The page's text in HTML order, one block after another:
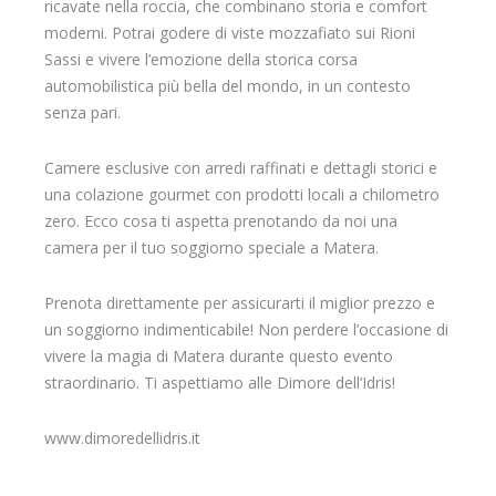
ricavate nella roccia, che combinano storia e comfort
moderni. Potrai godere di viste mozzafiato sui Rioni
Sassi e vivere l’emozione della storica corsa
automobilistica più bella del mondo, in un contesto
senza pari.
Camere esclusive con arredi raffinati e dettagli storici e
una colazione gourmet con prodotti locali a chilometro
zero. Ecco cosa ti aspetta prenotando da noi una
camera per il tuo soggiorno speciale a Matera.
Prenota direttamente per assicurarti il miglior prezzo e
un soggiorno indimenticabile! Non perdere l’occasione di
vivere la magia di Matera durante questo evento
straordinario. Ti aspettiamo alle Dimore dell’Idris!
www.dimoredellidris.it